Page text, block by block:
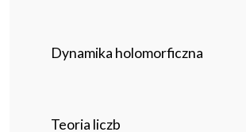
Dynamika holomorficzna
Teoria liczb